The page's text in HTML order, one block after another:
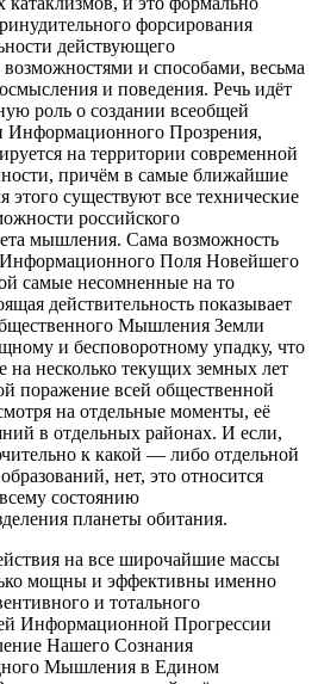
форсирования
действующего
и способами, весьма
и поведения. Речь идёт
роль о создании всеобщей
Информационного Прозрения,
на территории современной
причём в самые ближайшие
этого существуют все технические
российского
мышления. Сама возможность
Информационного Поля Новейшего
самые несомненные на то
действительность показывает
Мышления Земли
и бесповоротному упадку, что
на несколько текущих земных лет
поражение всей общественной
на отдельные моменты, её
в отдельных районах. И если,
к какой — либо отдельной
нет, это относится
состоянию
планеты обитания.
на все широчайшие массы
мощны и эффективны именно
и тотального
Информационной Прогрессии
Нашего Сознания
Мышления в Едином